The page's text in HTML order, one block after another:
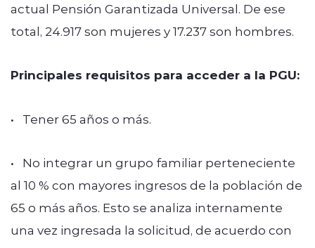
actual Pensión Garantizada Universal. De ese
total, 24.917 son mujeres y 17.237 son hombres.
Principales requisitos para acceder a la PGU:
• Tener 65 años o más.
• No integrar un grupo familiar perteneciente
al 10 % con mayores ingresos de la población de
65 o más años. Esto se analiza internamente
una vez ingresada la solicitud, de acuerdo con